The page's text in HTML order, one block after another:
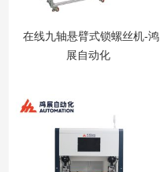
在线九轴悬臂式锁螺丝机-鸿
展自动化